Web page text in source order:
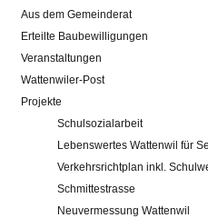
Aus dem Gemeinderat
Erteilte Baubewilligungen
Veranstaltungen
Wattenwiler-Post
Projekte
Schulsozialarbeit
Lebenswertes Wattenwil für
Verkehrsrichtplan inkl.
Schmittestrasse
Neuvermessung Wattenwil